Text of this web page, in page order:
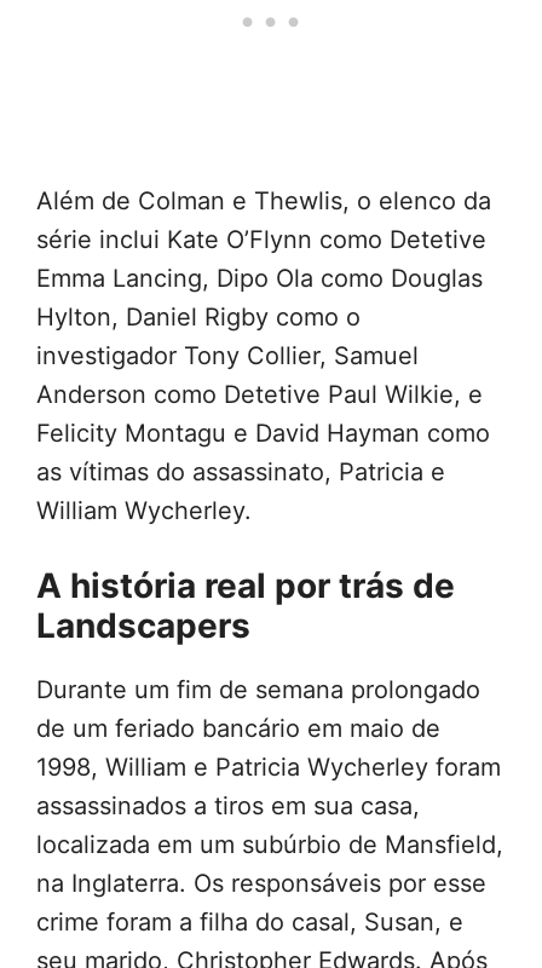
Além de Colman e Thewlis, o elenco da
série inclui Kate O’Flynn como Detetive
Emma Lancing, Dipo Ola como Douglas
Hylton, Daniel Rigby como o
investigador Tony Collier, Samuel
Anderson como Detetive Paul Wilkie, e
Felicity Montagu e David Hayman como
as vítimas do assassinato, Patricia e
William Wycherley.
A história real por trás de
Landscapers
Durante um fim de semana prolongado
de um feriado bancário em maio de
1998, William e Patricia Wycherley foram
assassinados a tiros em sua casa,
localizada em um subúrbio de Mansfield,
na Inglaterra. Os responsáveis por esse
crime foram a filha do casal, Susan, e
seu marido, Christopher Edwards. Após